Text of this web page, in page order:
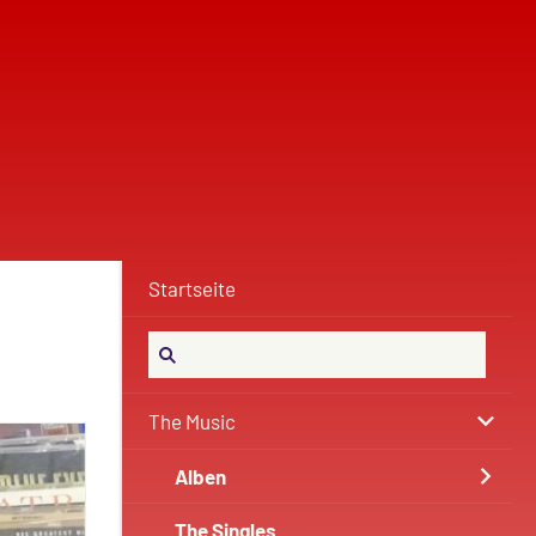
Startseite
The Music
Alben
The Singles